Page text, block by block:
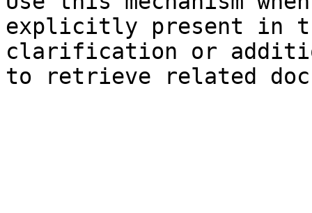
explicitly present in
clarification or